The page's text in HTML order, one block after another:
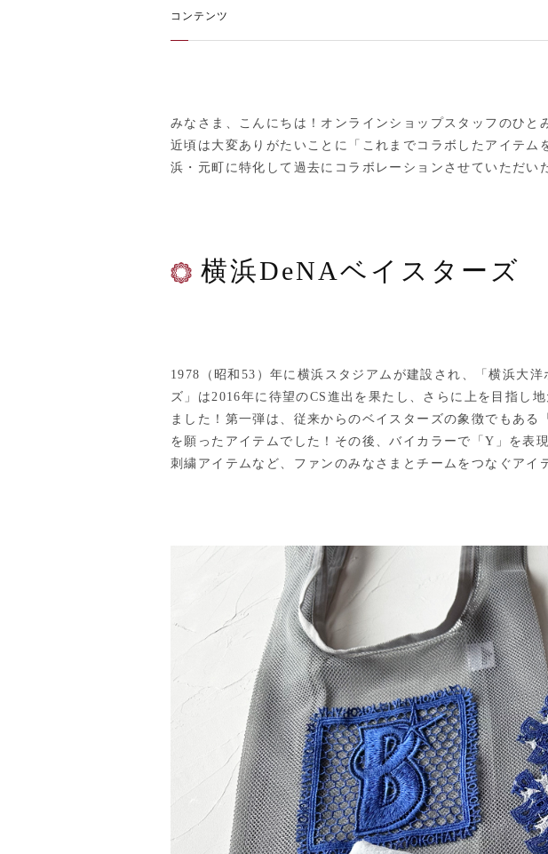
コンテンツ
みなさま、こんにちは！オンラインショップスタッフのひと
近頃は大変ありがたいことに「これまでコラボしたアイテ
浜・元町に特化して過去にコラボレーションさせていただい
横浜DeNAベイスターズ
1978（昭和53）年に横浜スタジアムが建設され、「横浜大
ズ」は2016年に待望のCS進出を果たし、さらに上を目指し
ました！第一弾は、従来からのベイスターズの象徴でもあ
を願ったアイテムでした！その後、バイカラーで「Y」を
刺繍アイテムなど、ファンのみなさまとチームをつなぐアイ